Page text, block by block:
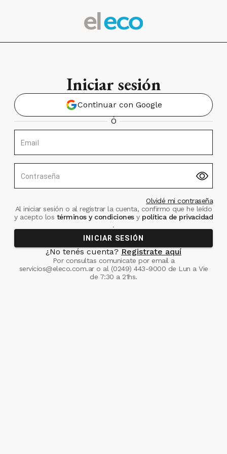
Iniciar sesión
Continuar con Google
Ó
Email
Contraseña
Olvidé mi contraseña
Al iniciar sesión o al registrar la cuenta, confirmo que he leído
y acepto los términos y condiciones ypolítica de privacidad
.
INICIAR SESIÓN
¿No tenés cuenta? Registrate aquí
Por consultas comunicate por email a
servicios@eleco.com.aro al (0249) 443-9000 de Lun a Vie
de 7:30 a 21hs.